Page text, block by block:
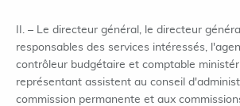
II. – Le directeur général, le directeur
responsables des services intéressés,
contrôleur budgétaire et comptable
représentant assistent au conseil
commission permanente et aux